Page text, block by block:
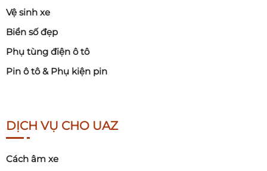
Vệ sinh xe
Biển số đẹp
Phụ tùng điện ô tô
Pin ô tô & Phụ kiện pin
DỊCH VỤ CHO UAZ
Cách âm xe